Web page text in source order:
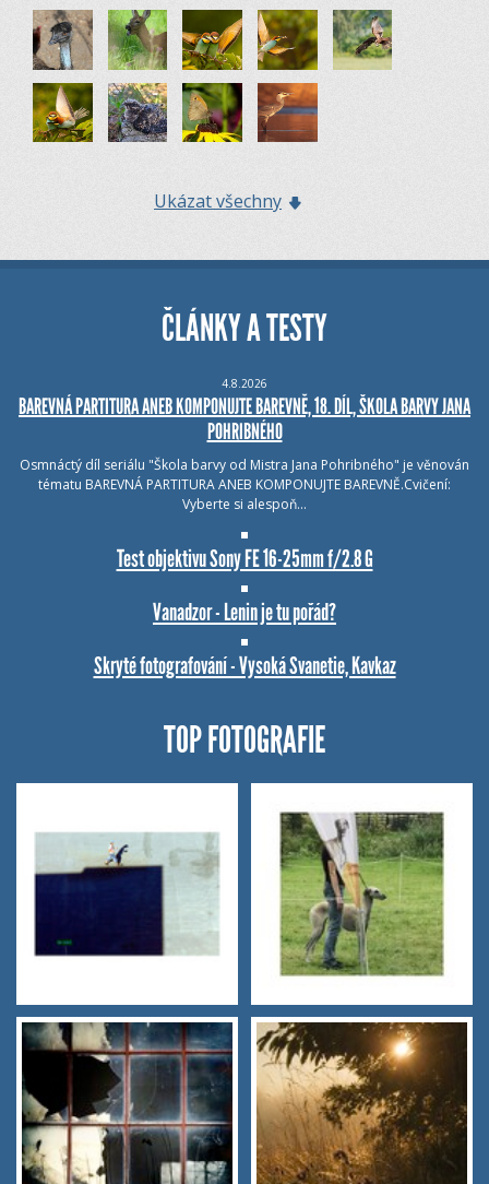
Ukázat všechny
ČLÁNKY A TESTY
4.8.2026
BAREVNÁ PARTITURA ANEB KOMPONUJTE BAREVNĚ, 18. DÍL, ŠKOLA BARVY JANA
POHRIBNÉHO
Osmnáctý díl seriálu "Škola barvy od Mistra Jana Pohribného" je věnován
tématu BAREVNÁ PARTITURA ANEB KOMPONUJTE BAREVNĚ.Cvičení:
Vyberte si alespoň…
Test objektivu Sony FE 16-25mm f/2.8 G
Vanadzor - Lenin je tu pořád?
Skryté fotografování - Vysoká Svanetie, Kavkaz
TOP FOTOGRAFIE